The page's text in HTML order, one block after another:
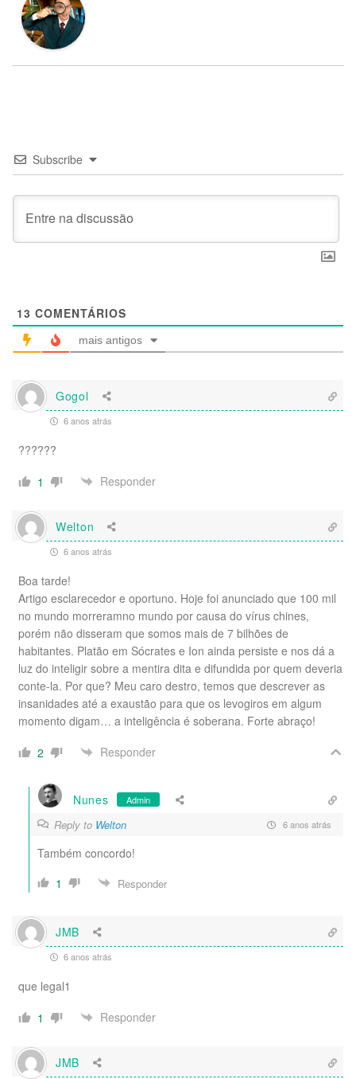
Subscribe
13 COMENTÁRIOS
mais antigos
Gogol
6 anos atrás
??????
1
Responder
Welton
6 anos atrás
Boa tarde!
Artigo esclarecedor e oportuno. Hoje foi anunciado que 100 mil
no mundo morreramno mundo por causa do vírus chines,
porém não disseram que somos mais de 7 bilhões de
habitantes. Platão em Sócrates e Ion ainda persiste e nos dá a
luz do inteligir sobre a mentira dita e difundida por quem deveria
conte-la. Por que? Meu caro destro, temos que descrever as
insanidades até a exaustão para que os levogiros em algum
momento digam… a inteligência é soberana. Forte abraço!
2
Responder
Nunes Admin
Reply to Welton 6 anos atrás
Também concordo!
1
Responder
JMB
6 anos atrás
que legal1
1
Responder
JMB